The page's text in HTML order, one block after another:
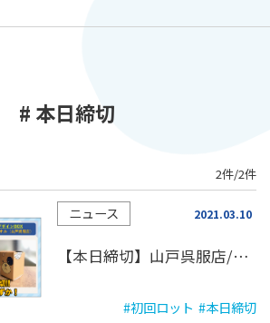
# 本日締切
2件/2件
ニュース 2021.03.10
【本日締切】山戸呉服店/タオルBOX ＆ まいわい市場/干し芋BOX 初回ロット分
#初回ロット #本日締切